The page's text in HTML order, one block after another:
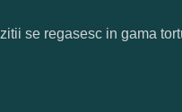
se regasesc in gama